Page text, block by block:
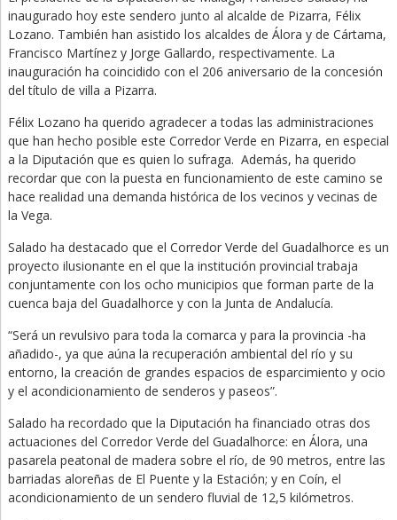
inaugurado hoy este sendero junto al alcalde de Pizarra, Félix
Lozano. También han asistido los alcaldes de Álora y de Cártama,
Francisco Martínez y Jorge Gallardo, respectivamente. La
inauguración ha coincidido con el 206 aniversario de la concesión
del título de villa a Pizarra.
Félix Lozano ha querido agradecer a todas las administraciones
que han hecho posible este Corredor Verde en Pizarra, en especial
a la Diputación que es quien lo sufraga. Además, ha querido
recordar que con la puesta en funcionamiento de este camino se
hace realidad una demanda histórica de los vecinos y vecinas de
la Vega.
Salado ha destacado que el Corredor Verde del Guadalhorce es un
proyecto ilusionante en el que la institución provincial trabaja
conjuntamente con los ocho municipios que forman parte de la
cuenca baja del Guadalhorce y con la Junta de Andalucía.
“Será un revulsivo para toda la comarca y para la provincia -ha
añadido-, ya que aúna la recuperación ambiental del río y su
entorno, la creación de grandes espacios de esparcimiento y ocio
y el acondicionamiento de senderos y paseos”.
Salado ha recordado que la Diputación ha financiado otras dos
actuaciones del Corredor Verde del Guadalhorce: en Álora, una
pasarela peatonal de madera sobre el río, de 90 metros, entre las
barriadas aloreñas de El Puente y la Estación; y en Coín, el
acondicionamiento de un sendero fluvial de 12,5 kilómetros.